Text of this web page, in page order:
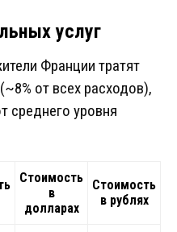
услуг
Франции тратят
от всех расходов),
среднего уровня
Стоимость
в
долларах
Стоимость
в рублях